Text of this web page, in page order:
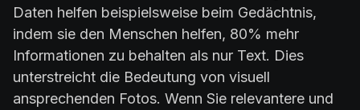
Daten helfen beispielsweise beim Gedächtnis,
indem sie den Menschen helfen, 80% mehr
Informationen zu behalten als nur Text. Dies
unterstreicht die Bedeutung von visuell
ansprechenden Fotos. Wenn Sie relevantere und